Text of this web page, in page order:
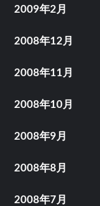
2009年2月
2008年12月
2008年11月
2008年10月
2008年9月
2008年8月
2008年7月